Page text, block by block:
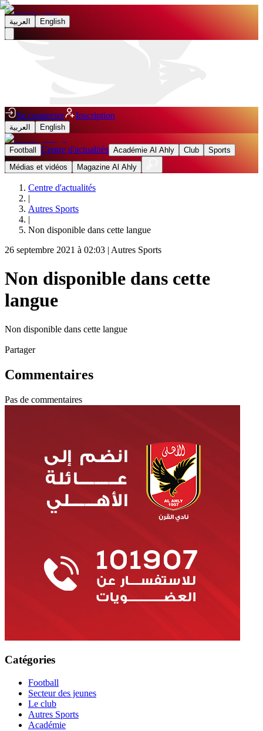
العربية English
Se connecter Inscription
العربية English
Football Centre d'actualités Académie Al Ahly Club
Sports
Médias et vidéos
Magazine Al Ahly
Centre d'actualités
|
Autres Sports
|
Non disponible dans cette langue
26 septembre 2021 à 02:03 | Autres Sports
Non disponible dans cette
langue
Non disponible dans cette langue
Partager
Commentaires
Pas de commentaires
Catégories
Football
Secteur des jeunes
Le club
Autres Sports
Académie